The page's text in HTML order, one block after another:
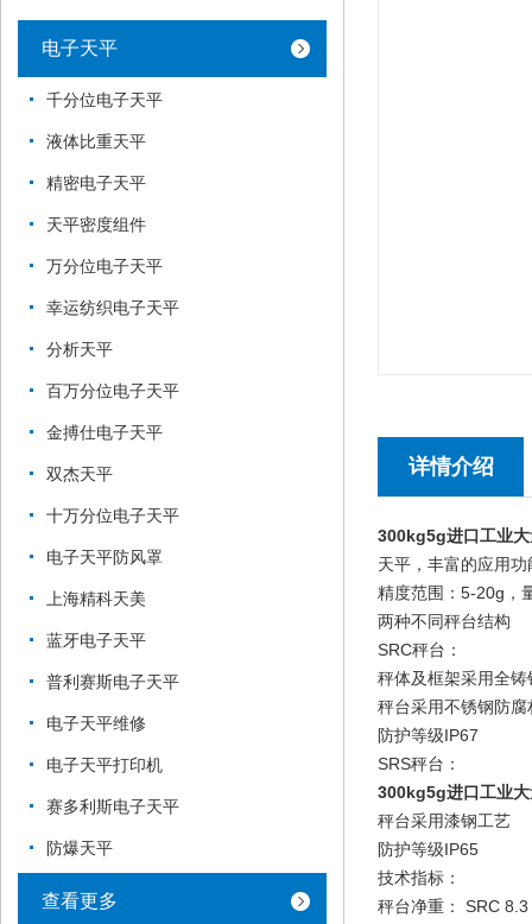
电子天平
千分位电子天平
液体比重天平
精密电子天平
天平密度组件
万分位电子天平
幸运纺织电子天平
分析天平
百万分位电子天平
金搏仕电子天平
双杰天平
十万分位电子天平
电子天平防风罩
上海精科天美
蓝牙电子天平
普利赛斯电子天平
电子天平维修
电子天平打印机
赛多利斯电子天平
防爆天平
查看更多
详情介绍
300kg5g进口工业
天平，丰富的应用
精度范围：5-20g，
两种不同秤台结构
SRC秤台：
秤体及框架采用全
秤台采用不锈钢防
防护等级IP67
SRS秤台：
300kg5g进口工业
秤台采用漆钢工艺
防护等级IP65
技术指标：
秤台净重： SRC